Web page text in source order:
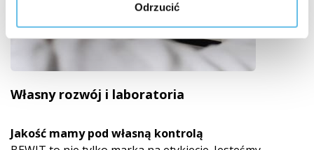
Odrzucić
Własny rozwój i laboratoria
Jakość mamy pod własną kontrolą